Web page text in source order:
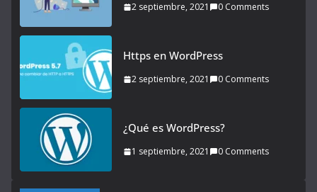
2 septiembre, 2021 0 Comments
Https en WordPress
2 septiembre, 2021 0 Comments
¿Qué es WordPress?
1 septiembre, 2021 0 Comments